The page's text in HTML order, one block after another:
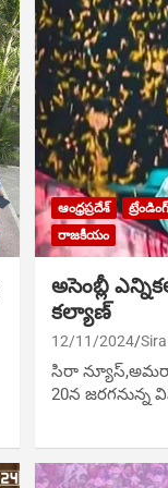
ఆంధ్రప్రదేశ్
రాజకీయం
అసెంబ్లీ
కల్యాణ్
12/11/2024
సిరా
20న